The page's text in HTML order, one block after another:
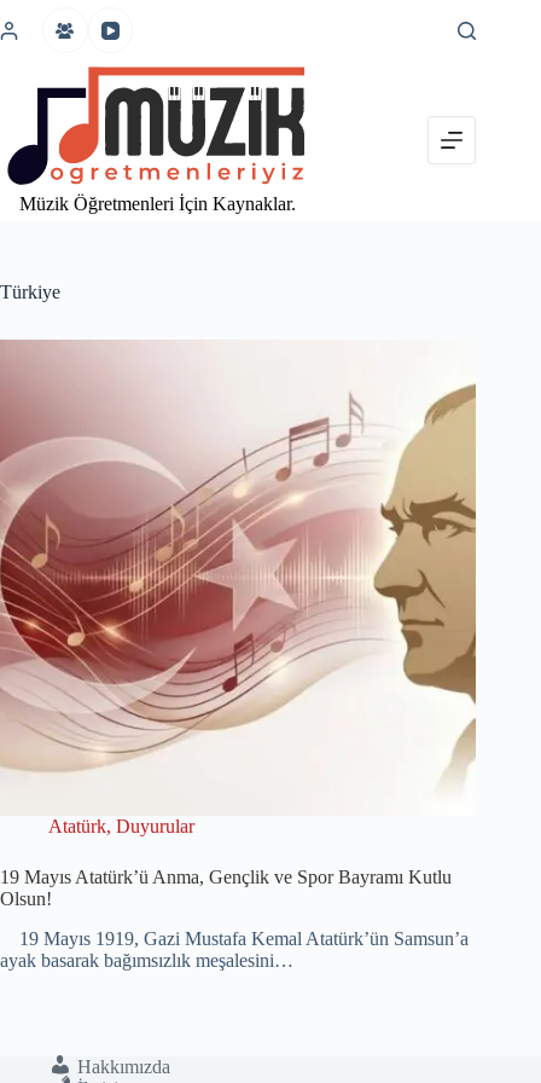
atla
Müzik Öğretmenleri İçin Kaynaklar.
Türkiye
Atatürk, Duyurular
19 Mayıs Atatürk’ü Anma, Gençlik ve Spor Bayramı Kutlu
Olsun!
19 Mayıs 1919, Gazi Mustafa Kemal Atatürk’ün Samsun’a
ayak basarak bağımsızlık meşalesini…
Hakkımızda